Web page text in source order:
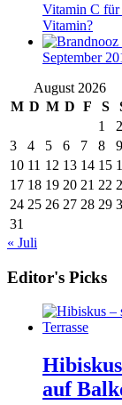
Vitamin C für
Vitamin?
September
August 2026
M D M D F S
1
2
3
4 5 6 7 8
9
10 11 12 13 14 15
17 18 19 20 21 22
24 25 26 27 28 29
31
« Juli
Editor's Picks
auf